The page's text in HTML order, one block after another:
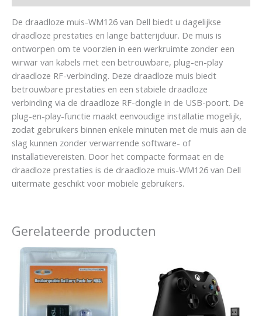
De draadloze muis-WM126 van Dell biedt u dagelijkse
draadloze prestaties en lange batterijduur. De muis is
ontworpen om te voorzien in een werkruimte zonder een
wirwar van kabels met een betrouwbare, plug-en-play
draadloze RF-verbinding. Deze draadloze muis biedt
betrouwbare prestaties en een stabiele draadloze
verbinding via de draadloze RF-dongle in de USB-poort. De
plug-en-play-functie maakt eenvoudige installatie mogelijk,
zodat gebruikers binnen enkele minuten met de muis aan de
slag kunnen zonder verwarrende software- of
installatievereisten. Door het compacte formaat en de
draadloze prestaties is de draadloze muis-WM126 van Dell
uitermate geschikt voor mobiele gebruikers.
Gerelateerde producten